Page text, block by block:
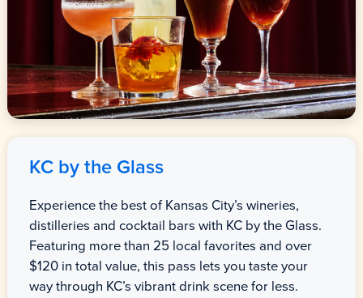
KC by the Glass
Experience the best of Kansas City’s wineries,
distilleries and cocktail bars with KC by the Glass.
Featuring more than 25 local favorites and over
$120 in total value, this pass lets you taste your
way through KC’s vibrant drink scene for less.